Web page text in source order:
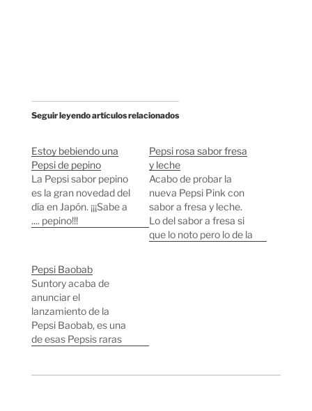
Seguir leyendo artículos relacionados
Estoy bebiendo una
Pepsi de pepino
La Pepsi sabor pepino
es la gran novedad del
día en Japón. ¡¡¡Sabe a
.... pepino!!!
Pepsi rosa sabor fresa
y leche
Acabo de probar la
nueva Pepsi Pink con
sabor a fresa y leche.
Lo del sabor a fresa si
que lo noto pero lo de la
Pepsi Baobab
Suntory acaba de
anunciar el
lanzamiento de la
Pepsi Baobab, es una
de esas Pepsis raras